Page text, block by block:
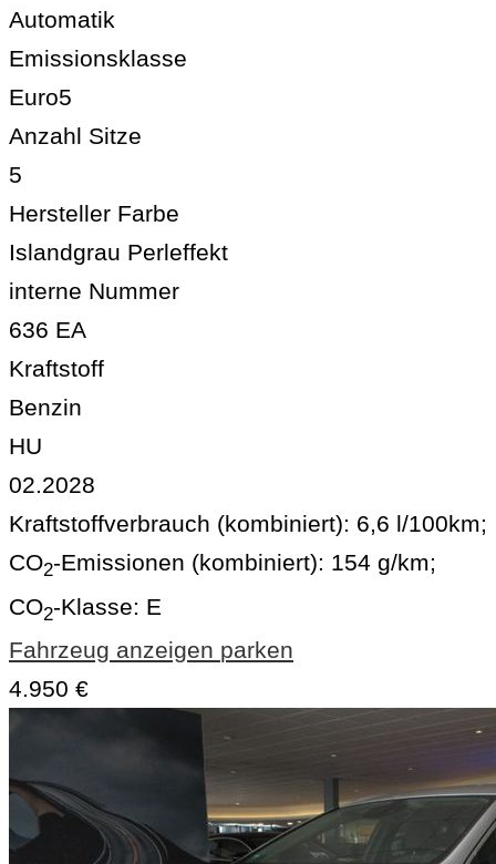
Automatik
Emissionsklasse
Euro5
Anzahl Sitze
5
Hersteller Farbe
Islandgrau Perleffekt
interne Nummer
636 EA
Kraftstoff
Benzin
HU
02.2028
Kraftstoffverbrauch (kombiniert): 6,6 l/100km;
CO2-Emissionen (kombiniert): 154 g/km;
CO2-Klasse: E
Fahrzeug anzeigen parken
4.950 €